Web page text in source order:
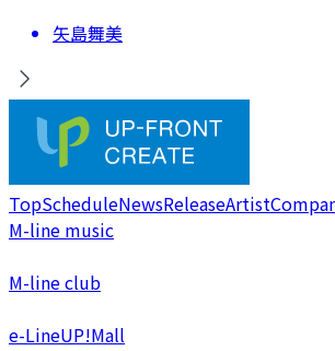
矢島舞美
TopScheduleNewsReleaseArtist
M-line music
M-line club
e-LineUP!Mall